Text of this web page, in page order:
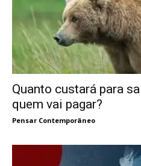
Quanto custará para
quem vai pagar?
Pensar Contemporâneo